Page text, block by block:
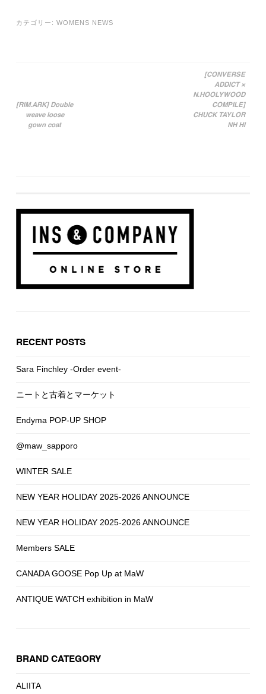
カテゴリー: WOMENS NEWS
[RIM.ARK] Double
weave loose
gown coat
[CONVERSE
ADDICT ×
N.HOOLYWOOD
COMPILE]
CHUCK TAYLOR
NH HI
RECENT POSTS
Sara Finchley -Order event-
ニートと古着とマーケット
Endyma POP-UP SHOP
@maw_sapporo
WINTER SALE
NEW YEAR HOLIDAY 2025-2026 ANNOUNCE
NEW YEAR HOLIDAY 2025-2026 ANNOUNCE
Members SALE
CANADA GOOSE Pop Up at MaW
ANTIQUE WATCH exhibition in MaW
BRAND CATEGORY
ALIITA